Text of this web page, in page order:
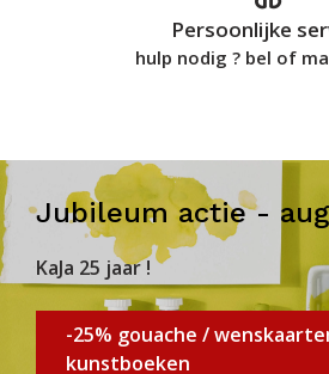
Persoonlijke
hulp nodig ? bel of
Jubileum actie -
KaJa 25 jaar !
-25% gouache /
kunstboeken